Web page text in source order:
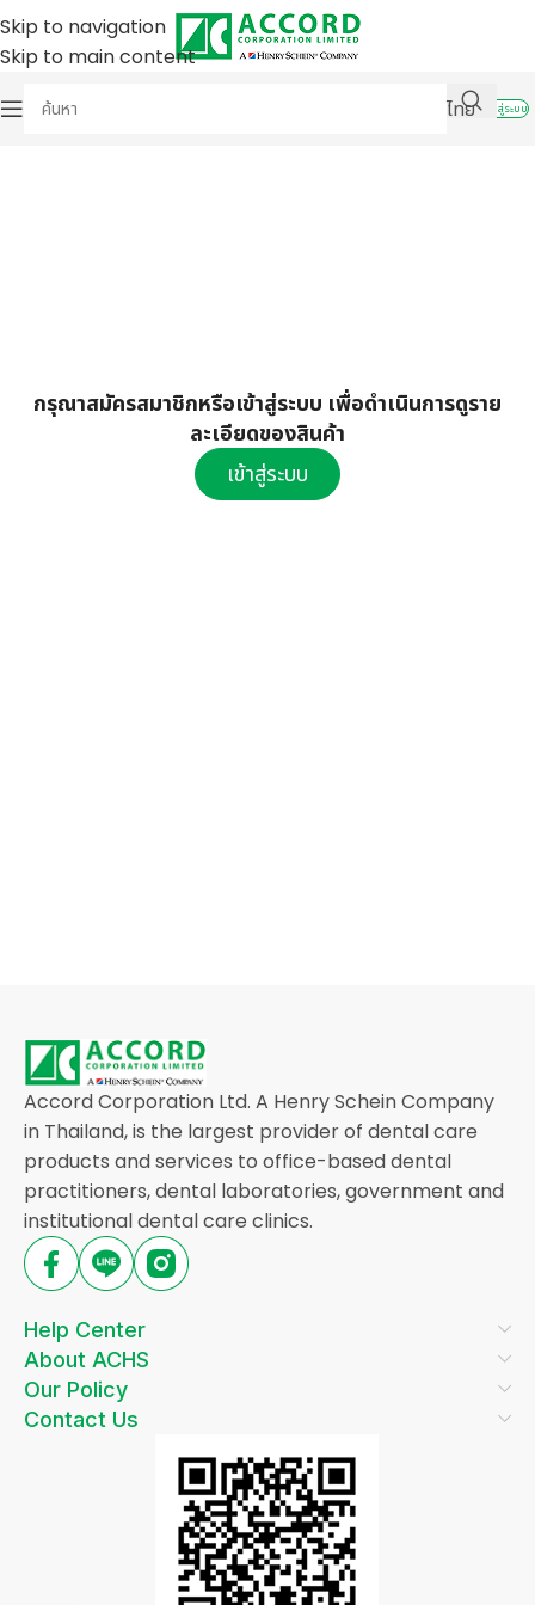
Skip to navigation
Skip to main content
ไทย
เข้าสู่ระบบ
กรุณาสมัครสมาชิกหรือเข้าสู่ระบบ เพื่อดำเนินการดูราย
ละเอียดของสินค้า
เข้าสู่ระบบ
Accord Corporation Ltd. A Henry Schein Company
in Thailand, is the largest provider of dental care
products and services to office-based dental
practitioners, dental laboratories, government and
institutional dental care clinics.
Help Center
About ACHS
Our Policy
Contact Us